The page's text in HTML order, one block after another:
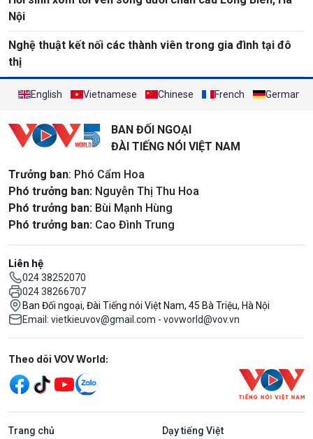
Nội
Nghệ thuật kết nối các thành viên trong gia đình tại đô
thị
English Vietnamese Chinese French German
BAN ĐỐI NGOẠI
ĐÀI TIẾNG NÓI VIỆT NAM
Trưởng ban: Phó Cẩm Hoa
Phó trưởng ban: Nguyễn Thị Thu Hoa
Phó trưởng ban: Bùi Mạnh Hùng
Phó trưởng ban: Cao Đình Trung
Liên hệ
024 38252070
024 38266707
Ban Đối ngoại, Đài Tiếng nói Việt Nam, 45 Bà Triệu, Hà Nội
Email: vietkieuvov@gmail.com - vovworld@vov.vn
Mạng xã hội
Theo dõi VOV World:
Trang chủ Dạy tiếng Việt